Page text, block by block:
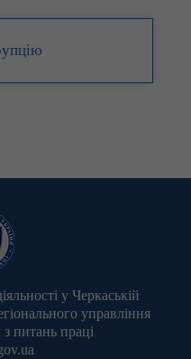
у Черкаській
управління
питань праці